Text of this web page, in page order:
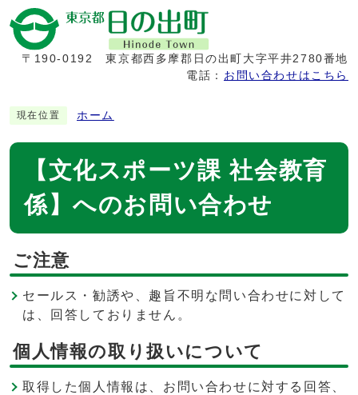
〒190-0192
東京都西多摩郡日の出町大字平井2780番地
電話： お問い合わせはこちら
現在位置 ホーム
【文化スポーツ課 社会教育
係】へのお問い合わせ
ご注意
セールス・勧誘や、趣旨不明な問い合わせに対して
は、回答しておりません。
個人情報の取り扱いについて
取得した個人情報は、お問い合わせに対する回答、